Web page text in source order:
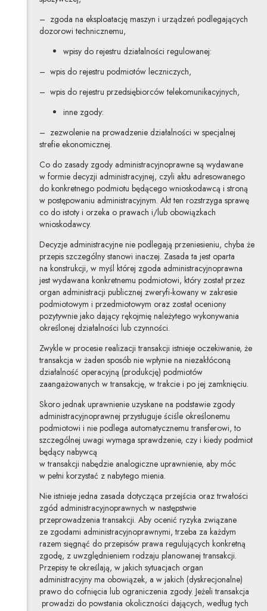
– zgoda na eksploatację maszyn i urządzeń podlegających
dozorowi technicznemu,
wpisy do rejestru działalności regulowanej:
– wpis do rejestru podmiotów leczniczych,
– wpis do rejestru przedsiębiorców telekomunikacyjnych,
inne zgody:
– zezwolenie na prowadzenie działalności w specjalnej
strefie ekonomicznej.
Co do zasady zgody administracyjnoprawne są wydawane
w formie decyzji administracyjnej, czyli aktu adresowanego
do konkretnego podmiotu będącego wnioskodawcą i stroną
w postępowaniu administracyjnym. Akt ten rozstrzyga sprawę
co do istoty i orzeka o prawach i/lub obowiązkach
wnioskodawcy.
Decyzje administracyjne nie podlegają przeniesieniu, chyba że
przepis szczególny stanowi inaczej. Zasada ta jest oparta
na konstrukcji, w myśl której zgoda administracyjnoprawna
jest wydawana konkretnemu podmiotowi, który został przez
organ administracji publicznej zweryfi-kowany w zakresie
podmiotowym i przedmiotowym oraz został oceniony
pozytywnie jako dający rękojmię należytego wykonywania
określonej działalności lub czynności.
Zwykle w procesie realizacji transakcji istnieje oczekiwanie, że
transakcja w żaden sposób nie wpłynie na niezakłóconą
działalność operacyjną (produkcję) podmiotów
zaangażowanych w transakcję, w trakcie i po jej zamknięciu.
Skoro jednak uprawnienie uzyskane na podstawie zgody
administracyjnoprawnej przysługuje ściśle określonemu
podmiotowi i nie podlega automatycznemu transferowi, to
szczególnej uwagi wymaga sprawdzenie, czy i kiedy podmiot
będący nabywcą
w transakcji nabędzie analogiczne uprawnienie, aby móc
w pełni korzystać z nabytego mienia.
Nie istnieje jedna zasada dotycząca przejścia oraz trwałości
zgód administracyjnoprawnych w następstwie
przeprowadzenia transakcji. Aby ocenić ryzyka związane
ze zgodami administracyjnoprawnymi, trzeba za każdym
razem sięgnąć do przepisów prawa regulujących konkretną
zgodę, z uwzględnieniem rodzaju planowanej transakcji.
Przepisy te określają, w jakich sytuacjach organ
administracyjny ma obowiązek, a w jakich (dyskrecjonalne)
prawo do cofnięcia lub ograniczenia zgody. Jeżeli transakcja
prowadzi do powstania okoliczności dających, według tych